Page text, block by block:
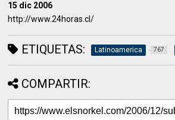
15 dic 2006
http://www.24horas.cl/
ETIQUETAS: Latinoamerica 767
COMPARTIR: